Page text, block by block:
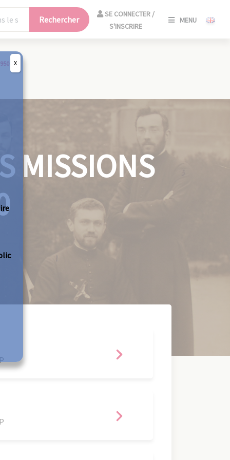
Rechercher
SE CONNECTER /
S'INSCRIRE
MENU
MISSIONS
X